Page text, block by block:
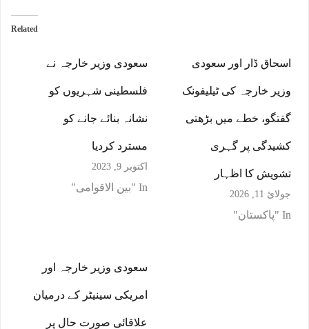
Related
سعودی وزیر خارجہ نے
فلسطینی شہریوں کو
نشانہ بنائے جانے کو
مسترد کردیا
اکتوبر 9, 2023
In "بین الاقوامی"
اسحاق ڈار اور سعودی
وزیر خارجہ کی ٹیلیفونک
گفتگو، خطے میں بڑھتی
کشیدگی پر گہری
تشویش کا اظہار
جولائ 11, 2026
In "پاکستان"
سعودی وزیر خارجہ اور
امریکی سینیٹر کے درمیان
علاقائی صورت حال پر